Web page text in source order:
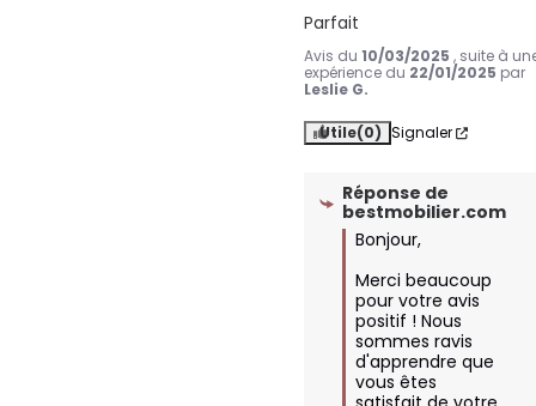
Parfait
Avis du10/03/2025 , suite à
expérience du 22/01/2025 par
Leslie G.
Utile(0) Signaler
Réponse de
bestmobilier.com
Bonjour,
Merci beaucoup
pour votre avis
positif ! Nous
sommes ravis
d'apprendre que
vous êtes